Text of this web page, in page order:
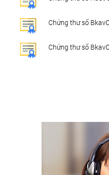
Chứng thư số
Chứng thư số